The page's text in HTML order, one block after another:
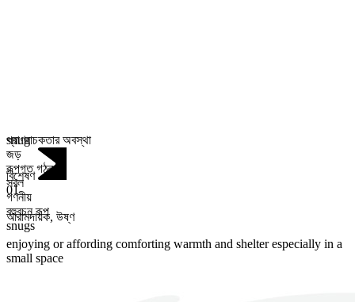
প্রাণবাচকতার অবস্থা
জড়
রূপগত গঠন
সরল
গণনীয়
বহুবচন রূপ
snugs
snug
বিশেষণ
01
আরামদায়ক, উষ্ণ
enjoying or affording comforting warmth and shelter especially in a
small space